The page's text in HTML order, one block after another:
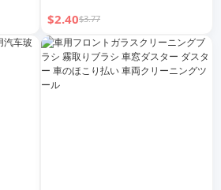
$2.40$3.77